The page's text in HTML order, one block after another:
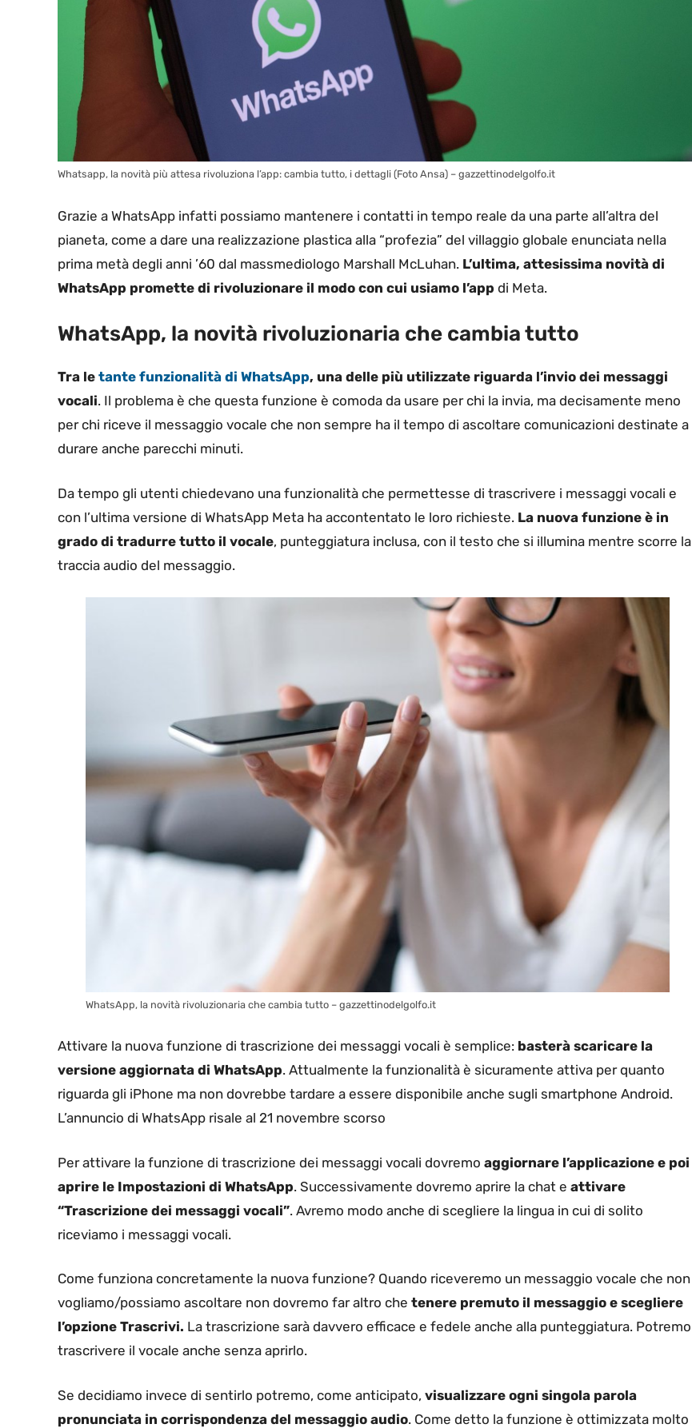
Whatsapp, la novità più attesa rivoluziona l’app: cambia tutto, i dettagli (Foto Ansa) – gazzettinodelgolfo.it
Grazie a WhatsApp infatti possiamo mantenere i contatti in tempo reale da una parte all’altra del
pianeta, come a dare una realizzazione plastica alla “profezia” del villaggio globale enunciata nella
prima metà degli anni ’60 dal massmediologo Marshall McLuhan. L’ultima, attesissima novità di
WhatsApp promette di rivoluzionare il modo con cui usiamo l’app di Meta.
WhatsApp, la novità rivoluzionaria che cambia tutto
Tra le tante funzionalità di WhatsApp, una delle più utilizzate riguarda l’invio dei messaggi
vocali. Il problema è che questa funzione è comoda da usare per chi la invia, ma decisamente meno
per chi riceve il messaggio vocale che non sempre ha il tempo di ascoltare comunicazioni destinate a
durare anche parecchi minuti.
Da tempo gli utenti chiedevano una funzionalità che permettesse di trascrivere i messaggi vocali e
con l’ultima versione di WhatsApp Meta ha accontentato le loro richieste. La nuova funzione è in
grado di tradurre tutto il vocale, punteggiatura inclusa, con il testo che si illumina mentre scorre la
traccia audio del messaggio.
WhatsApp, la novità rivoluzionaria che cambia tutto – gazzettinodelgolfo.it
Attivare la nuova funzione di trascrizione dei messaggi vocali è semplice: basterà scaricare la
versione aggiornata di WhatsApp. Attualmente la funzionalità è sicuramente attiva per quanto
riguarda gli iPhone ma non dovrebbe tardare a essere disponibile anche sugli smartphone Android.
L’annuncio di WhatsApp risale al 21 novembre scorso
Per attivare la funzione di trascrizione dei messaggi vocali dovremo aggiornare l’applicazione e poi
aprire le Impostazioni di WhatsApp. Successivamente dovremo aprire la chat e attivare
“Trascrizione dei messaggi vocali”. Avremo modo anche di scegliere la lingua in cui di solito
riceviamo i messaggi vocali.
Come funziona concretamente la nuova funzione? Quando riceveremo un messaggio vocale che non
vogliamo/possiamo ascoltare non dovremo far altro che tenere premuto il messaggio e scegliere
l’opzione Trascrivi. La trascrizione sarà davvero efficace e fedele anche alla punteggiatura. Potremo
trascrivere il vocale anche senza aprirlo.
Se decidiamo invece di sentirlo potremo, come anticipato, visualizzare ogni singola parola
pronunciata in corrispondenza del messaggio audio. Come detto la funzione è ottimizzata molto